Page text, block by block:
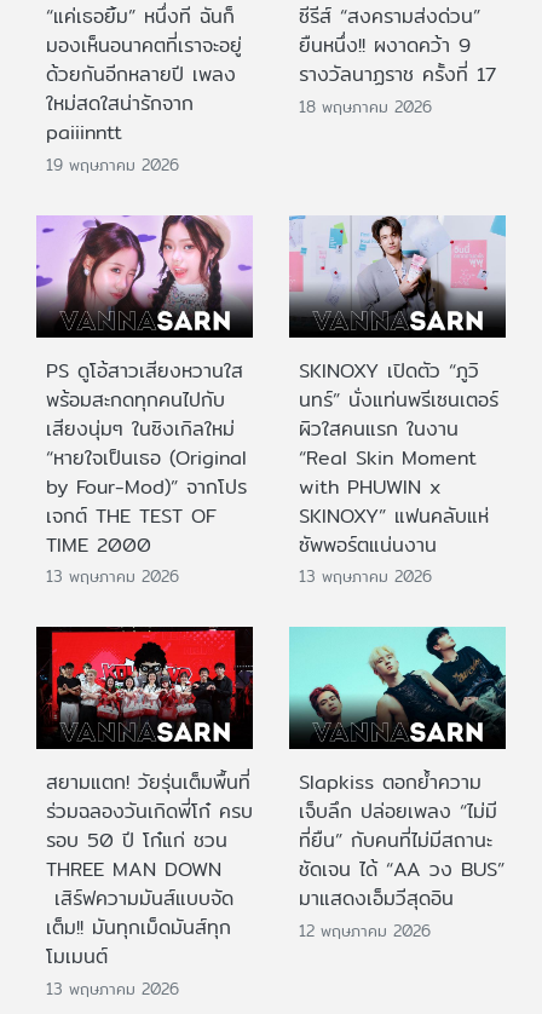
“แค่เธอยิ้ม” หนึ่งที ฉันก็
มองเห็นอนาคตที่เราจะอยู่
ด้วยกันอีกหลายปี เพลง
ใหม่สดใสน่ารักจาก
paiiinntt
19 พฤษภาคม 2026
ซีรีส์ “สงครามส่งด่วน”
ยืนหนึ่ง!! ผงาดคว้า 9
รางวัลนาฏราช ครั้งที่ 17
18 พฤษภาคม 2026
PS ดูโอ้สาวเสียงหวานใส
พร้อมสะกดทุกคนไปกับ
เสียงนุ่มๆ ในซิงเกิลใหม่
“หายใจเป็นเธอ (Original
by Four-Mod)” จากโปร
เจกต์ THE TEST OF
TIME 2000
13 พฤษภาคม 2026
SKINOXY เปิดตัว “ภูวิ
นทร์” นั่งแท่นพรีเซนเตอร์
ผิวใสคนแรก ในงาน
“Real Skin Moment
with PHUWIN x
SKINOXY” แฟนคลับแห่
ซัพพอร์ตแน่นงาน
13 พฤษภาคม 2026
สยามแตก! วัยรุ่นเต็มพื้นที่
ร่วมฉลองวันเกิดพี่โก๋ ครบ
รอบ 50 ปี โก๋แก่ ชวน
THREE MAN DOWN
เสิร์ฟความมันส์แบบจัด
เต็ม!! มันทุกเม็ดมันส์ทุก
โมเมนต์
13 พฤษภาคม 2026
Slapkiss ตอกย้ำความ
เจ็บลึก ปล่อยเพลง “ไม่มี
ที่ยืน” กับคนที่ไม่มีสถานะ
ชัดเจน ได้ “AA วง BUS”
มาแสดงเอ็มวีสุดอิน
12 พฤษภาคม 2026